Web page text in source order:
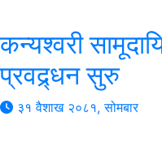
कन्यश्वरी
प्रवद्र्धन सुरु
३१ वैशाख २०८१, सोमबार